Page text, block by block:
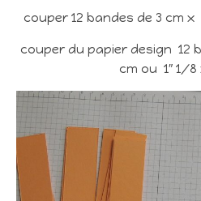
couper 12 bandes de 3 cm x
couper du papier design 12
cm ou 1″ 1/8